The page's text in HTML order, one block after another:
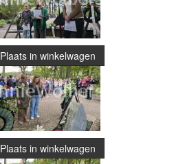
Plaats in winkelwagen
Plaats in winkelwagen